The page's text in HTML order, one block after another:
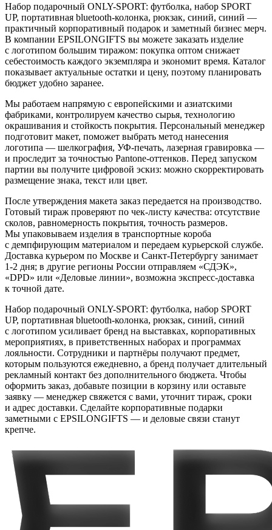
Набор подарочный ONLY-SPORT: футболка, набор SPORT
UP, портативная bluetooth-колонка, рюкзак, синий, синий —
практичный корпоративный подарок и заметный бизнес мерч.
В компании EPSILONGIFTS вы можете заказать изделие
с логотипом большим тиражом: покупка оптом снижает
себестоимость каждого экземпляра и экономит время. Каталог
показывает актуальные остатки и цену, поэтому планировать
бюджет удобно заранее.
Мы работаем напрямую с европейскими и азиатскими
фабриками, контролируем качество сырья, технологию
окрашивания и стойкость покрытия. Персональный менеджер
подготовит макет, поможет выбрать метод нанесения
логотипа — шелкография, УФ-печать, лазерная гравировка —
и проследит за точностью Pantone-оттенков. Перед запуском
партии вы получите цифровой эскиз: можно скорректировать
размещение знака, текст или цвет.
После утверждения макета заказ передается на производство.
Готовый тираж проверяют по чек-листу качества: отсутствие
сколов, равномерность покрытия, точность размеров.
Мы упаковываем изделия в транспортные короба
с демпфирующим материалом и передаем курьерской службе.
Доставка курьером по Москве и Санкт-Петербургу занимает
1-2 дня; в другие регионы России отправляем «СДЭК»,
«DPD» или «Деловые линии», возможна экспресс-доставка
к точной дате.
Набор подарочный ONLY-SPORT: футболка, набор SPORT
UP, портативная bluetooth-колонка, рюкзак, синий, синий
с логотипом усиливает бренд на выставках, корпоративных
мероприятиях, в приветственных наборах и программах
лояльности. Сотрудники и партнёры получают предмет,
которым пользуются ежедневно, а бренд получает длительный
рекламный контакт без дополнительного бюджета. Чтобы
оформить заказ, добавьте позиции в корзину или оставьте
заявку — менеджер свяжется с вами, уточнит тираж, сроки
и адрес доставки. Сделайте корпоративные подарки
заметными с EPSILONGIFTS — и деловые связи станут
крепче.